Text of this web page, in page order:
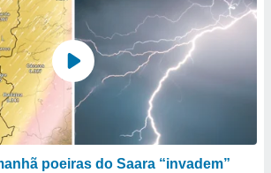
poeiras do Saara “invadem”